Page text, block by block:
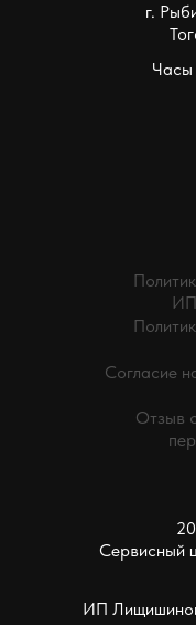
г.
Согласие
Отзыв
Сервисный
ИП